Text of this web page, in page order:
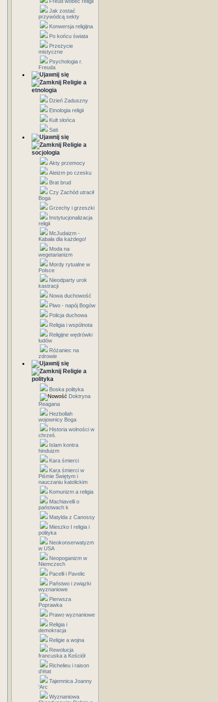
Jak zostać
przywódcą sekty
Konwersja religijna
Po końcu świata
Przeżycie
mistyczne
Psychologia r.
Freuda
Religie a
etnologia
Dzień Zaduszny
Etnologia religii
Kult słońca
Sati
Religie a
socjologia
Akty przemocy
Ateizm po czesku
Brat brud
Czy Zachód utracił
Boga
Grzechy i grzeszki
Instytucjonalizacja
religii
McJudaizm -
Kabała dla każdego!
Moda na
wegetarianizm
Mordy rytualne w
Polsce
Nieodparty urok
kastracji
Nowa duchowość
Piwo - napój Bogów
Policja duchowa
Religia i wspólnota
Religijne wędrówki
ludów
Różaniec na
zdrowie
Religie a
polityka
Boska polityka
Doktryna
Reagana
Hezbollah
wojownicy Boga
Historia wolności w
chrześ.
Islam kontra
hinduizm
Kara śmierci
Kara śmierci w
Piśmie Świętym i
nauczaniu katolickim
Komunizm a religia
Machiavelli o
państwach k
Matylda z Canossy
Mieszko I religia i
polityka
Neokonserwatyzm
w USA
Neopoganizm w
Niemczech
Pacelli i Pavelic
Państwo i związki
wyznaniowe
Pierwsza
Poprawka
Prawo wyznaniowe
Religia i
demokracja
Religie a wojna
Rewolucja
francuska a Kościół
Richelieu i raison
d'état
Tajemnica Joanny
'Arc
Wyznaniowa